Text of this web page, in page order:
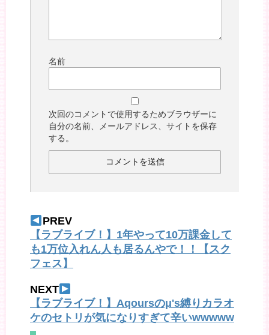
名前
次回のコメントで使用するためブラウザーに
自分の名前、メールアドレス、サイトを保存
する。
PREV
【ラブライブ！】1年やって10万課金して
も1万位入れん人も居るんやで！！【スク
フェス】
NEXT
【ラブライブ！】Aqoursのμ's縛りカラオ
ケのセトリが気になりすぎて辛いwwwww